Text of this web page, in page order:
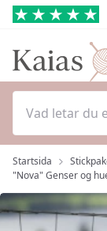
Hoppa till
Startsida
"Nova" Genser og